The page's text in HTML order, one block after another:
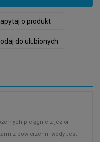
o produkt
do ulubionych
pielęgnic z jezior
z powierzchni wody.Jest